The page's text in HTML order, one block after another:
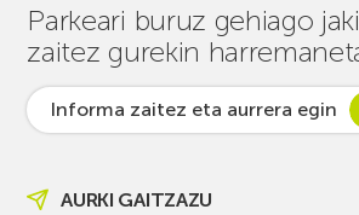
Parkeari buruz gehiago
zaitez gurekin
Informa zaitez eta aurrera egin
AURKI GAITZAZU